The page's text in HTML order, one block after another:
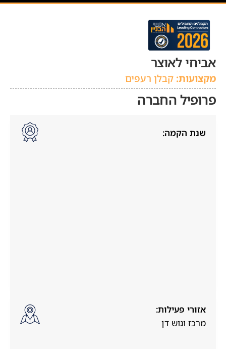
אביחי לאוצר
מקצועות: קבלן רעפים
פרופיל החברה
שנת הקמה:
אזורי פעילות:
מרכז וגוש דן